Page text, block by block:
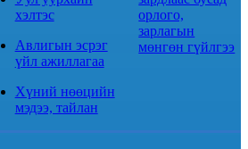
хэлтэс
Авлигын эсрэг
үйл ажиллагаа
Хүний нөөцийн
мэдээ, тайлан
орлого,
зарлагын
мөнгөн гүйлгээ